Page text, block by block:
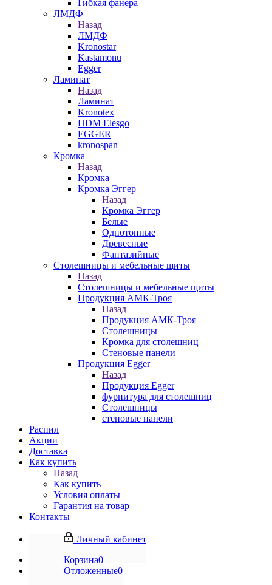
Гибкая фанера
ЛМДФ
Назад
ЛМДФ
Kronostar
Kastamonu
Egger
Ламинат
Назад
Ламинат
Kronotex
HDM Elesgo
EGGER
kronospan
Кромка
Назад
Кромка
Кромка Эггер
Назад
Кромка Эггер
Белые
Однотонные
Древесные
Фантазийные
Столешницы и мебельные щиты
Назад
Столешницы и мебельные щиты
Продукция АМК-Троя
Назад
Продукция АМК-Троя
Столешницы
Кромка для столешниц
Стеновые панели
Продукция Egger
Назад
Продукция Egger
фурнитура для столешниц
Столешницы
стеновые панели
Распил
Акции
Доставка
Как купить
Назад
Как купить
Условия оплаты
Гарантия на товар
Контакты
Личный кабинет
Корзина0
Отложенные0